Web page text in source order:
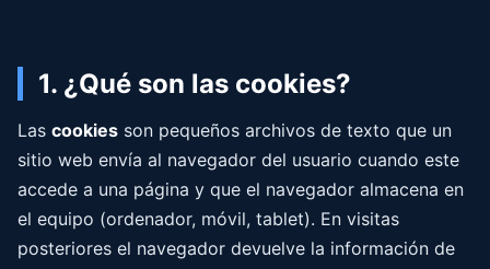
1. ¿Qué son las cookies?
Las cookies son pequeños archivos de texto que un
sitio web envía al navegador del usuario cuando este
accede a una página y que el navegador almacena en
el equipo (ordenador, móvil, tablet). En visitas
posteriores el navegador devuelve la información de